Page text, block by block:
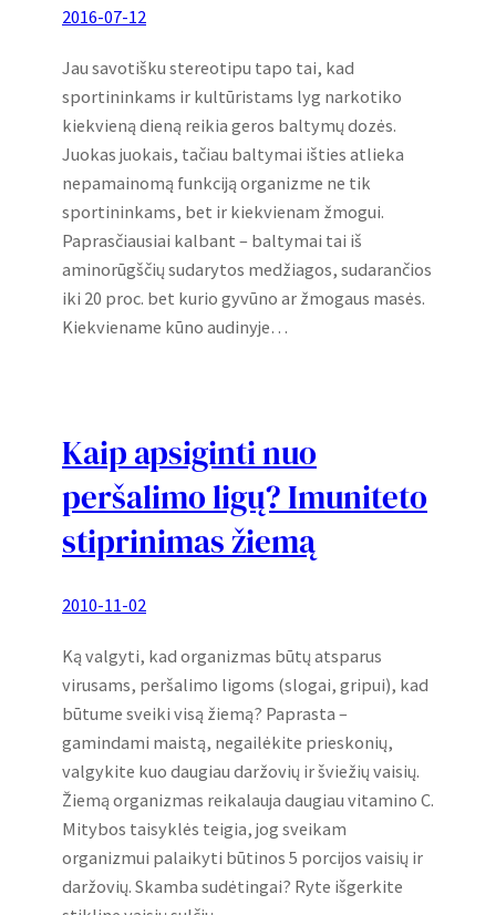
2016-07-12
Jau savotišku stereotipu tapo tai, kad
sportininkams ir kultūristams lyg narkotiko
kiekvieną dieną reikia geros baltymų dozės.
Juokas juokais, tačiau baltymai išties atlieka
nepamainomą funkciją organizme ne tik
sportininkams, bet ir kiekvienam žmogui.
Paprasčiausiai kalbant – baltymai tai iš
aminorūgščių sudarytos medžiagos, sudarančios
iki 20 proc. bet kurio gyvūno ar žmogaus masės.
Kiekviename kūno audinyje…
Kaip apsiginti nuo
peršalimo ligų? Imuniteto
stiprinimas žiemą
2010-11-02
Ką valgyti, kad organizmas būtų atsparus
virusams, peršalimo ligoms (slogai, gripui), kad
būtume sveiki visą žiemą? Paprasta –
gamindami maistą, negailėkite prieskonių,
valgykite kuo daugiau daržovių ir šviežių vaisių.
Žiemą organizmas reikalauja daugiau vitamino C.
Mitybos taisyklės teigia, jog sveikam
organizmui palaikyti būtinos 5 porcijos vaisių ir
daržovių. Skamba sudėtingai? Ryte išgerkite